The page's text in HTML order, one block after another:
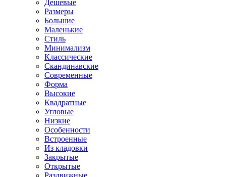
Дешевые
Размеры
Большие
Маленькие
Стиль
Минимализм
Классические
Скандинавские
Современные
Форма
Высокие
Квадратные
Угловые
Низкие
Особенности
Встроенные
Из кладовки
Закрытые
Открытые
Раздвижные